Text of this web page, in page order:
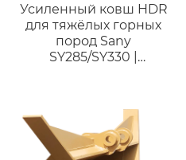
Усиленный ковш HDR
для тяжёлых горных
пород Sany
SY285/SY330 |